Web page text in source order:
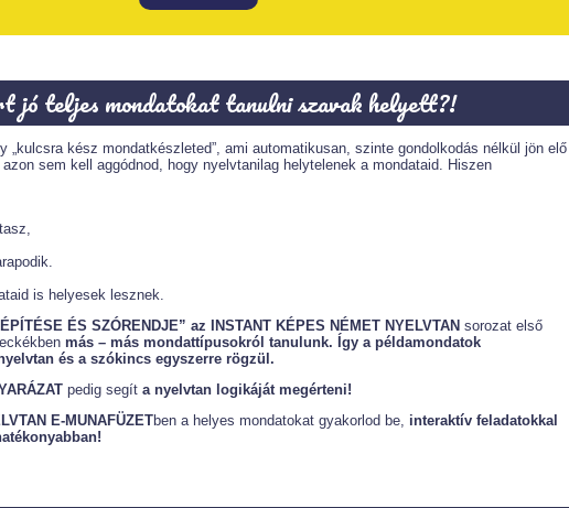
teljes mondatokat tanulni szavak helyett?!
„kulcsra kész mondatkészleted”, ami automatikusan, szinte gondolkodás nélkül jön elő
sem kell aggódnod, hogy nyelvtanilag helytelenek a mondataid. Hiszen
is helyesek lesznek.
ÉS SZÓRENDJE” az INSTANT KÉPES NÉMET NYELVTANsorozat első
más – más mondattípusokról tanulunk. Így a példamondatok
és a szókincs egyszerre rögzül.
pedig segít a nyelvtan logikáját megérteni!
E-MUNAFÜZETben a helyes mondatokat gyakorlod be, interaktív feladatokkal